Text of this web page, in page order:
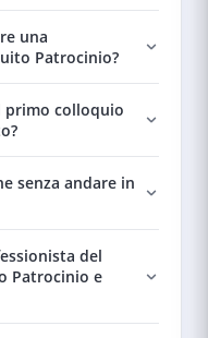
una
Patrocinio?
primo colloquio
senza andare in
del
Patrocinio e